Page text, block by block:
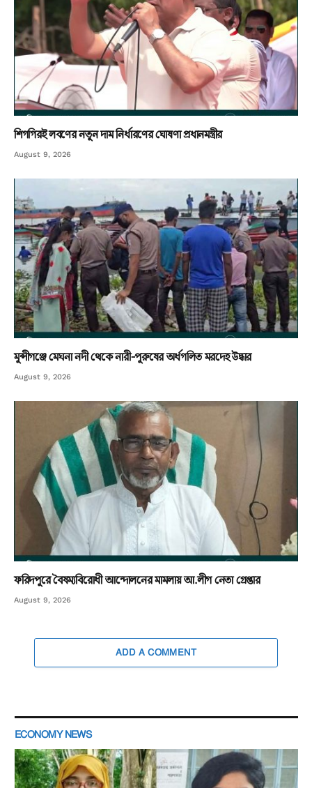
শিগগিরই লবণের নতুন দাম নির্ধারণের ঘোষণা প্রধানমন্ত্রীর
August 9, 2026
মুন্সীগঞ্জে মেঘনা নদী থেকে নারী-পুরুষের অর্ধগলিত মরদেহ উদ্ধার
August 9, 2026
ফরিদপুরে বৈষম্যবিরোধী আন্দোলনের মামলায় আ.লীগ নেতা গ্রেপ্তার
August 9, 2026
ADD A COMMENT
ECONOMY NEWS